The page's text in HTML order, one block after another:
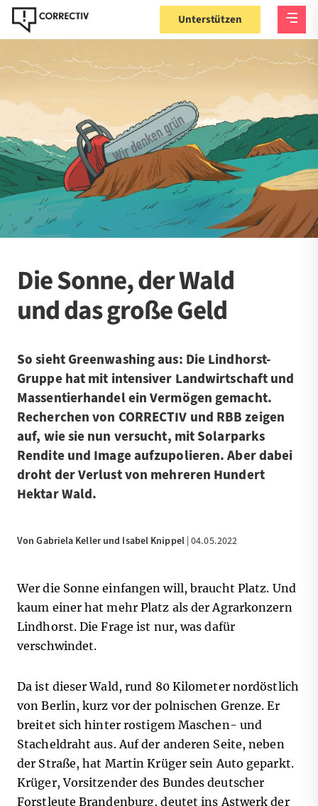
Unterstützen
Die Sonne, der Wald
und das große Geld
So sieht Greenwashing aus: Die Lindhorst-
Gruppe hat mit intensiver Landwirtschaft und
Massentierhandel ein Vermögen gemacht.
Recherchen von CORRECTIV und RBB zeigen
auf, wie sie nun versucht, mit Solarparks
Rendite und Image aufzupolieren. Aber dabei
droht der Verlust von mehreren Hundert
Hektar Wald.
Von Gabriela Keller und Isabel Knippel| 04.05.2022
Wer die Sonne einfangen will, braucht Platz. Und
kaum einer hat mehr Platz als der Agrarkonzern
Lindhorst. Die Frage ist nur, was dafür
verschwindet.
Da ist dieser Wald, rund 80 Kilometer nordöstlich
von Berlin, kurz vor der polnischen Grenze. Er
breitet sich hinter rostigem Maschen- und
Stacheldraht aus. Auf der anderen Seite, neben
der Straße, hat Martin Krüger sein Auto geparkt.
Krüger, Vorsitzender des Bundes deutscher
Forstleute Brandenburg, deutet ins Astwerk der